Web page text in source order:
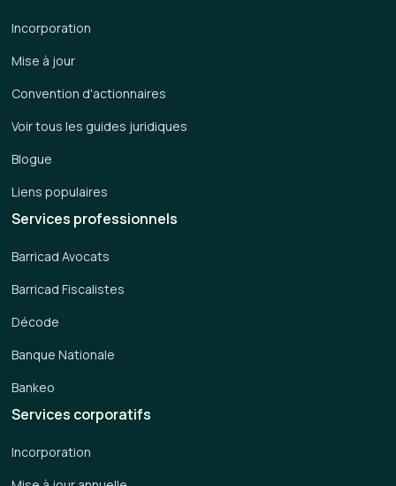
Services corporatifs
Incorporation
Services professionnels
Barricad Avocats
Barricad Fiscalistes
Décode
Banque Nationale
Bankeo
Incorporation
Mise à jour
Convention d'actionnaires
Voir tous les guides juridiques
Blogue
Liens populaires